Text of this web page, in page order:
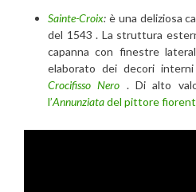
Sainte-Croix: è una deliziosa
del 1543 . La struttura
capanna con finestre
elaborato dei decori
Crocifisso Nero . Di alto
l’Annunziatadel pittore